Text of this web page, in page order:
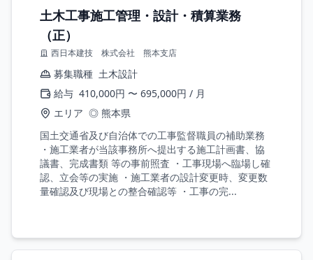
土木工事施工管理・設計・積算業務
（正）
西日本建技 株式会社 熊本支店
募集職種 土木設計
給与 410,000円 〜 695,000円 / 月
エリア ◎ 熊本県
国土交通省及び自治体での工事監督職員の補助業務
・施工業者が当該事務所へ提出する施工計画書、協
議書、完成書類 等の事前照査 ・工事現場へ臨場し確
認、立会等の実施 ・施工業者の設計変更時、変更数
量確認及び現場との整合確認等 ・工事の完...